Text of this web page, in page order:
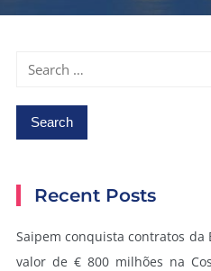
Search
Recent Posts
Saipem conquista contratos da
valor de € 800 milhões na